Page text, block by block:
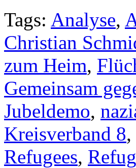
Tags: Analyse,
Christian
zum Heim,
Gemeinsam
Jubeldemo,
Kreisverband 8,
Refugees,